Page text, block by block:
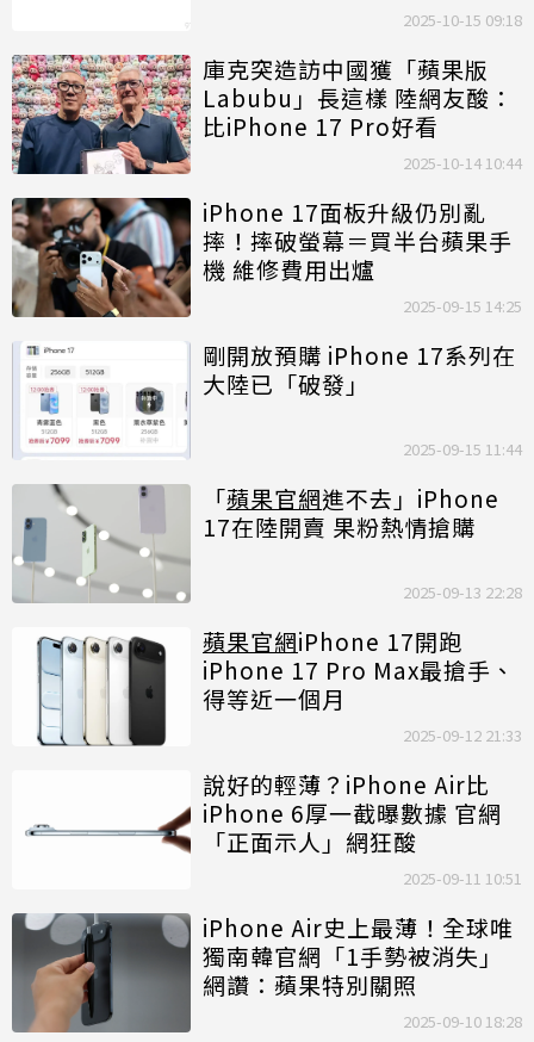
2025-10-15 09:18
庫克突造訪中國獲「蘋果版
Labubu」長這樣 陸網友酸：
比iPhone 17 Pro好看
2025-10-14 10:44
iPhone 17面板升級仍別亂
摔！摔破螢幕＝買半台蘋果手
機 維修費用出爐
2025-09-15 14:25
剛開放預購 iPhone 17系列在
大陸已「破發」
2025-09-15 11:44
「蘋果官網進不去」iPhone
17在陸開賣 果粉熱情搶購
2025-09-13 22:28
蘋果官網iPhone 17開跑
iPhone 17 Pro Max最搶手、
得等近一個月
2025-09-12 21:33
說好的輕薄？iPhone Air比
iPhone 6厚一截曝數據 官網
「正面示人」網狂酸
2025-09-11 10:51
iPhone Air史上最薄！全球唯
獨南韓官網「1手勢被消失」
網讚：蘋果特別關照
2025-09-10 18:28